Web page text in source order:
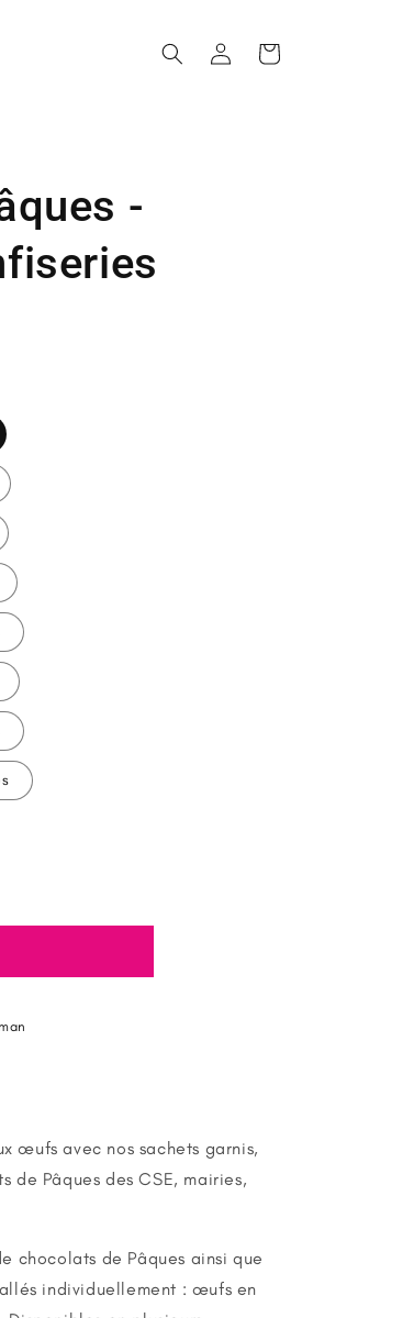
Connexion Panier
-
œufs avec nos sachets garnis,
de Pâques des CSE, mairies,
chocolats de Pâques ainsi que
individuellement : œufs en